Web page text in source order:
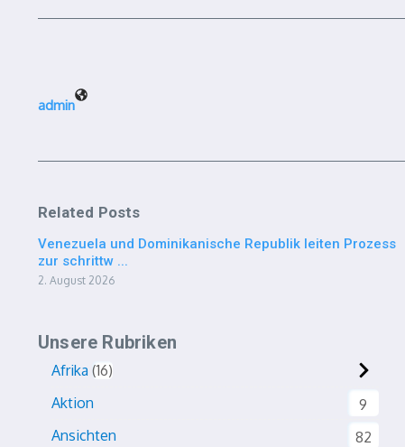
admin
Related Posts
Venezuela und Dominikanische Republik leiten Prozess
zur schrittw ...
2. August 2026
Unsere Rubriken
Afrika 16
Aktion
9
Ansichten
82